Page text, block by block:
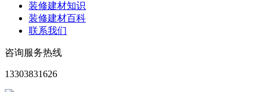
装修建材知识
装修建材百科
联系我们
咨询服务热线
13303831626